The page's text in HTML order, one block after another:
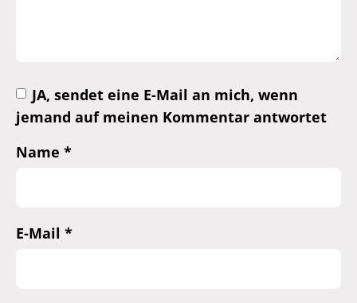
JA, sendet eine E-Mail an mich, wenn
jemand auf meinen Kommentar antwortet
Name *
E-Mail *